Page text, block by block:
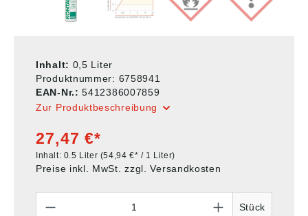
Inhalt: 0,5 Liter
Produktnummer: 6758941
EAN-Nr.:5412386007859
Zur Produktbeschreibung
27,47 €*
Inhalt: 0.5 Liter (54,94 €* / 1 Liter)
Preise inkl. MwSt. zzgl. Versandkosten
Stück